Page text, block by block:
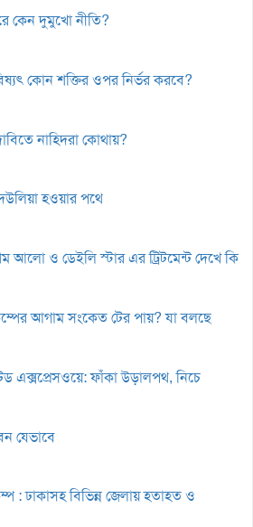
কেন দুমুখো নীতি?
কোন শক্তির ওপর নির্ভর করবে?
নাহিদরা কোথায়?
হওয়ার পথে
আলো ও ডেইলি স্টার এর ট্রিটমেন্ট দেখে কি
আগাম সংকেত টের পায়? যা বলছে
এক্সপ্রেসওয়ে: ফাঁকা উড়ালপথ, নিচে
যেভাবে
: ঢাকাসহ বিভিন্ন জেলায় হতাহত ও